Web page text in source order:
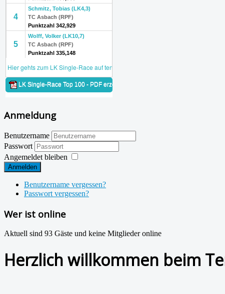
Anmeldung
Benutzername
Passwort
Angemeldet bleiben
Anmelden
Benutzername vergessen?
Passwort vergessen?
Wer ist online
Aktuell sind 93 Gäste und keine Mitglieder online
Herzlich willkommen beim